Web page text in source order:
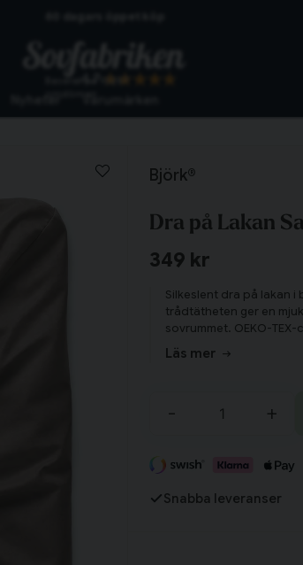
Skickas från lagret i Vinslöv
Björk®
Dra på Lakan
349 kr
Silkeslent dra på lakan i
trådtätheten ger en
sovrummet. OEKO-
Läs mer
- +
Snabba leveranser
Tillagd i varukorgen